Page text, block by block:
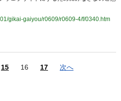
gikai-gaiyou/r0609/r0609-4/f/0340.htm
15 16 17 次へ